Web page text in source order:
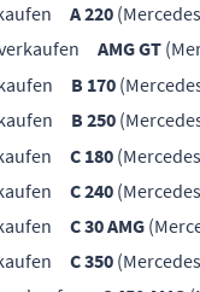
A 220
AMG GT
B 170
B 250
C 180
C 240
C 30 AMG
C 350